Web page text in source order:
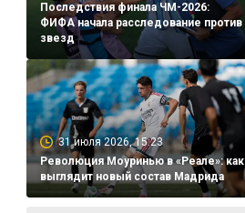
Последствия финала ЧМ-2026:
ФИФА начала расследование против
звезд
31 июля 2026, 15:23
Революция Моуринью в «Реале»: как
выглядит новый состав Мадрида